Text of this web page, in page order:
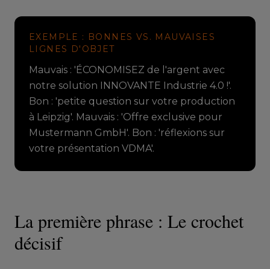
EXEMPLE : BONNES VS. MAUVAISES
LIGNES D'OBJET
Mauvais : 'ÉCONOMISEZ de l'argent avec
notre solution INNOVANTE Industrie 4.0 !'.
Bon : 'petite question sur votre production
à Leipzig'. Mauvais : 'Offre exclusive pour
Mustermann GmbH'. Bon : 'réflexions sur
votre présentation VDMA'.
La première phrase : Le crochet
décisif